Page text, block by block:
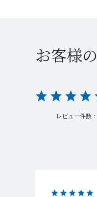
お客様
レビュー件数：